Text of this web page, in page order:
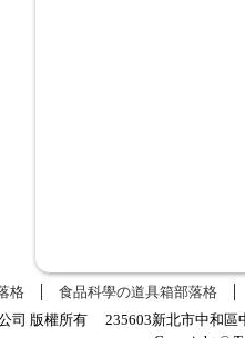
格
食品科學の道具箱部落格
司 版權所有 235603新北市中和